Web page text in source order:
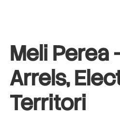
Meli Perea
Arrels,
Territori